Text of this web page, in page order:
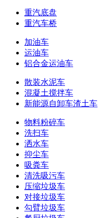
重汽底盘
重汽车桥
加油车
运油车
铝合金运油车
散装水泥车
混凝土搅拌车
新能源自卸车渣土车
物料粉碎车
洗扫车
洒水车
抑尘车
吸粪车
清洗吸污车
压缩垃圾车
对接垃圾车
勾臂垃圾车